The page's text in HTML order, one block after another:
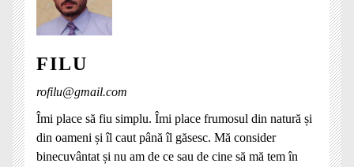
FILU
rofilu@gmail.com
Îmi place să fiu simplu. Îmi place frumosul din natură și
din oameni și îl caut până îl găsesc. Mă consider
binecuvântat și nu am de ce sau de cine să mă tem în